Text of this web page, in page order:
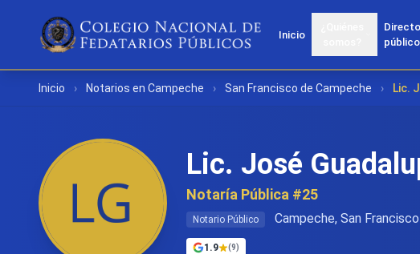
Inicio
público
Inicio › Notarios en Campeche › San Francisco de Campeche › Lic.
Lic. José
Notaría Pública #25
Notario Público Campeche, San
1.9 (9)